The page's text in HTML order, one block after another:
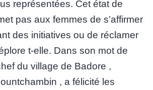
représentées. Cet état de
pas aux femmes de s’affirmer
des initiatives ou de réclamer
t-elle. Dans son mot de
du village de Badore ,
, a félicité les